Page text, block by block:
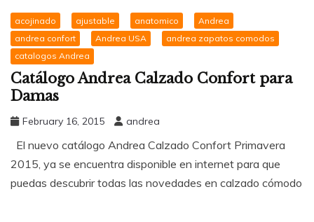
acojinado ajustable anatomico
Andrea
andrea confort
Andrea USA
andrea zapatos comodos
catalogos Andrea
Catálogo Andrea Calzado Confort para
Damas
February 16, 2015 andrea
El nuevo catálogo Andrea Calzado Confort Primavera
2015, ya se encuentra disponible en internet para que
puedas descubrir todas las novedades en calzado cómodo